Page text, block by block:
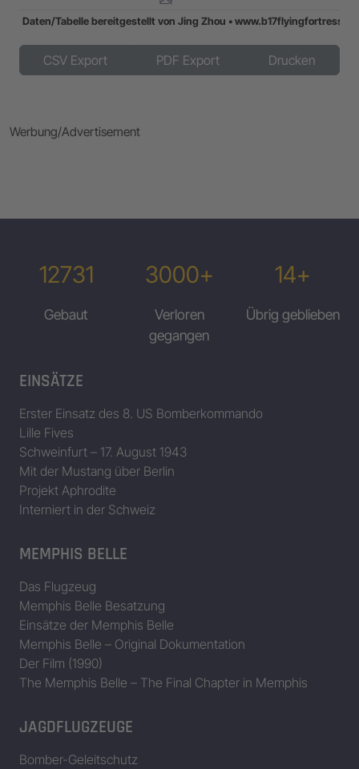
Daten/Tabelle bereitgestellt von Jing Zhou •
Daten/Tabelle bereitgestellt von Jing Zhou •
CSV Export PDF Export Drucken
Werbung/Advertisement
12731
Gebaut
3000+
Verloren
gegangen
14+
Übrig geblieben
EINSÄTZE
Erster Einsatz des 8. US Bomberkommando
Lille Fives
Schweinfurt – 17. August 1943
Mit der Mustang über Berlin
Projekt Aphrodite
Interniert in der Schweiz
MEMPHIS BELLE
Das Flugzeug
Memphis Belle Besatzung
Einsätze der Memphis Belle
Memphis Belle – Original Dokumentation
Der Film (1990)
The Memphis Belle – The Final Chapter in Memphis
JAGDFLUGZEUGE
Bomber-Geleitschutz